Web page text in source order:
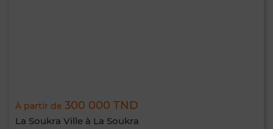
À partir de 300 000 TND
La Soukra Ville à La Soukra